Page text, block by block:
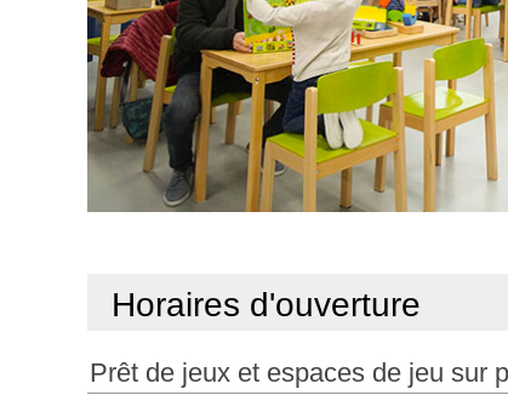
Horaires d'ouverture
Prêt de jeux et espaces de jeu sur